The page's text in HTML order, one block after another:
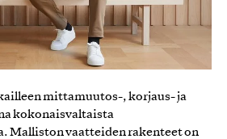
mittamuutos-, korjaus- ja
kokonaisvaltaista
Malliston vaatteiden rakenteet on